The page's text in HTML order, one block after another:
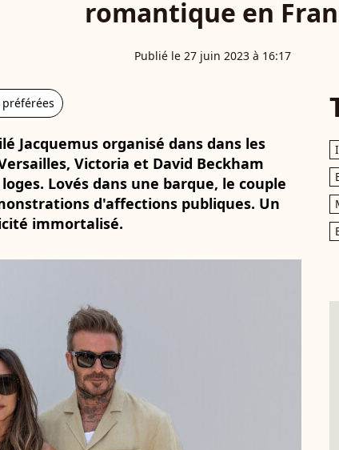
romantique en
Publié le 27 juin 2023 à 16:17
Jacquemus organisé dans dans les
Victoria et David Beckham
Lovés dans une barque, le couple
d'affections publiques. Un
immortalisé.